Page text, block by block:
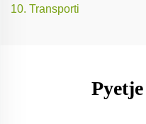
10. Transporti